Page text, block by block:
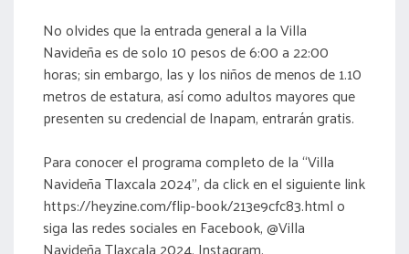
No olvides que la entrada general a la Villa
Navideña es de solo 10 pesos de 6:00 a 22:00
horas; sin embargo, las y los niños de menos de 1.10
metros de estatura, así como adultos mayores que
presenten su credencial de Inapam, entrarán gratis.
Para conocer el programa completo de la “Villa
Navideña Tlaxcala 2024”, da click en el siguiente link
https://heyzine.com/flip-book/213e9cfc83.html o
siga las redes sociales en Facebook, @Villa